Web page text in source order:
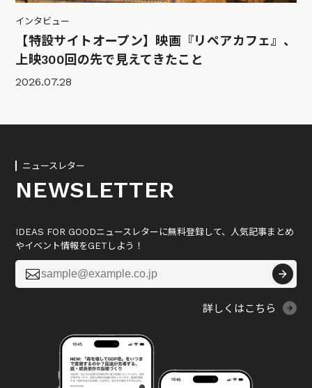
インタビュー
【特設サイトオープン】映画『リペアカフェ』、
上映300回の先で見えてきたこと
2026.07.28
ニュースレター
NEWSLETTER
IDEAS FOR GOODニュースレターに無料登録して、人気記事まとめ
やイベント情報をGETしよう！

詳しくはこちら